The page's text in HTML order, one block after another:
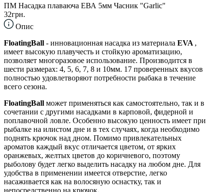
ПМ Насадка плаваюча ЕВА 5мм Часник "Garlic"
32грн.
Опис
FloatingBall - инновационная насадка из материала EVA ,
имеет высокую плавучесть и стойкую ароматизацию,
позволяет многоразовое использование. Производится в
шести размерах: 4, 5, 6, 7, 8 и 10мм. 17 проверенных вкусов
полностью удовлетворяют потребности рыбака в течение
всего сезона.
FloatingBall может применяться как самостоятельно, так и в
сочетании с другими насадками в карповой, фидерной и
поплавочной ловле. Особенно высокую ценность имеет при
рыбалке на илистом дне и в тех случаях, когда необходимо
поднять крючок над дном. Помимо привлекательных
ароматов каждый вкус отличается цветом, от ярких
оранжевых, желтых цветов до коричневого, поэтому
рыболову будет легко выделить насадку на любом дне. Для
удобства в применении имеется отверстие, легко
насаживается как на волосяную оснастку, так и
непосредственно на крючок.